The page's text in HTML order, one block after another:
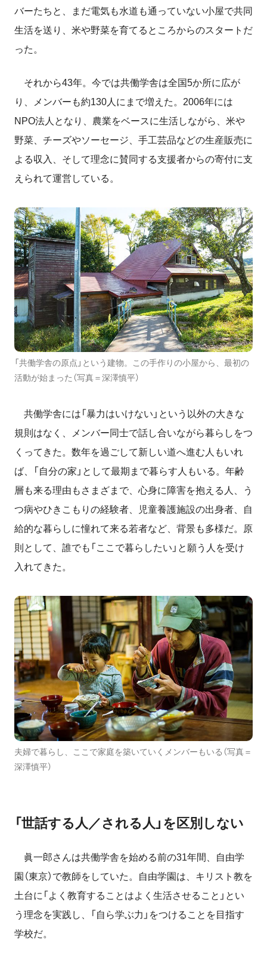
バーたちと、まだ電気も水道も通っていない小屋で共同
生活を送り、米や野菜を育てるところからのスタートだ
った。
それから43年。今では共働学舎は全国5か所に広が
り、メンバーも約130人にまで増えた。2006年には
NPO法人となり、農業をベースに生活しながら、米や
野菜、チーズやソーセージ、手工芸品などの生産販売に
よる収入、そして理念に賛同する支援者からの寄付に支
えられて運営している。
「共働学舎の原点」という建物。この手作りの小屋から、最初の
活動が始まった（写真＝深澤慎平）
共働学舎には「暴力はいけない」という以外の大きな
規則はなく、メンバー同士で話し合いながら暮らしをつ
くってきた。数年を過ごして新しい道へ進む人もいれ
ば、「自分の家」として最期まで暮らす人もいる。年齢
層も来る理由もさまざまで、心身に障害を抱える人、う
つ病やひきこもりの経験者、児童養護施設の出身者、自
給的な暮らしに憧れて来る若者など、背景も多様だ。原
則として、誰でも「ここで暮らしたい」と願う人を受け
入れてきた。
夫婦で暮らし、ここで家庭を築いていくメンバーもいる（写真＝
深澤慎平）
「世話する人／される人」を区別しない
眞一郎さんは共働学舎を始める前の31年間、自由学
園（東京）で教師をしていた。自由学園は、キリスト教を
土台に「よく教育することはよく生活させること」とい
う理念を実践し、「自ら学ぶ力」をつけることを目指す
学校だ。